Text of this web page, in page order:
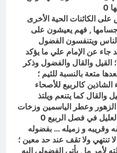
0
على الكائنات الحية الأخرى
, فهم يعيشون على
ويتنفسون الفضول
جاء عن الإمام علي ما يؤكد
القيل والقال والفضول وذكر
متعة بالنسبة للئيم ؛
كالربيع للأصحاء
والقال كما يتنعم ويلتذ
الزهور وعطر الياسمين وزخات
في فصل الربيع 0
وقريبه و زميله … بفضوله
تنتهي ولا تقف عند حد معين ؛
لأمر ما , يأتي الفضولي إليه